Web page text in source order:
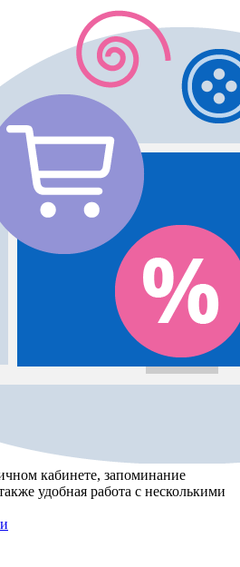
кабинете, запоминание
удобная работа с несколькими